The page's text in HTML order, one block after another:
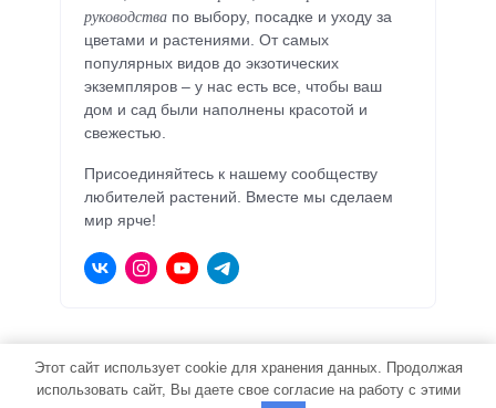
руководства по выбору, посадке и уходу за
цветами и растениями. От самых
популярных видов до экзотических
экземпляров – у нас есть все, чтобы ваш
дом и сад были наполнены красотой и
свежестью.
Присоединяйтесь к нашему сообществу
любителей растений. Вместе мы сделаем
мир ярче!
Мир Цветов: Комнатные и Садовые Красоты
Этот сайт использует cookie для хранения данных. Продолжая
использовать сайт, Вы даете свое согласие на работу с этими